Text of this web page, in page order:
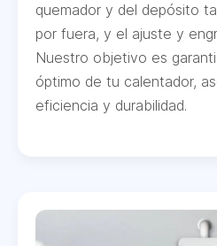
quemador y del depósito
por fuera, y el ajuste y
Nuestro objetivo es
óptimo de tu calentador,
eficiencia y durabilidad.